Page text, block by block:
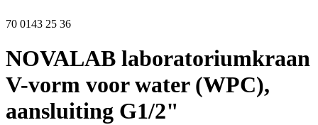
70 0143 25 36
NOVALAB laboratoriumkraan
V-vorm voor water (WPC),
aansluiting G1/2"